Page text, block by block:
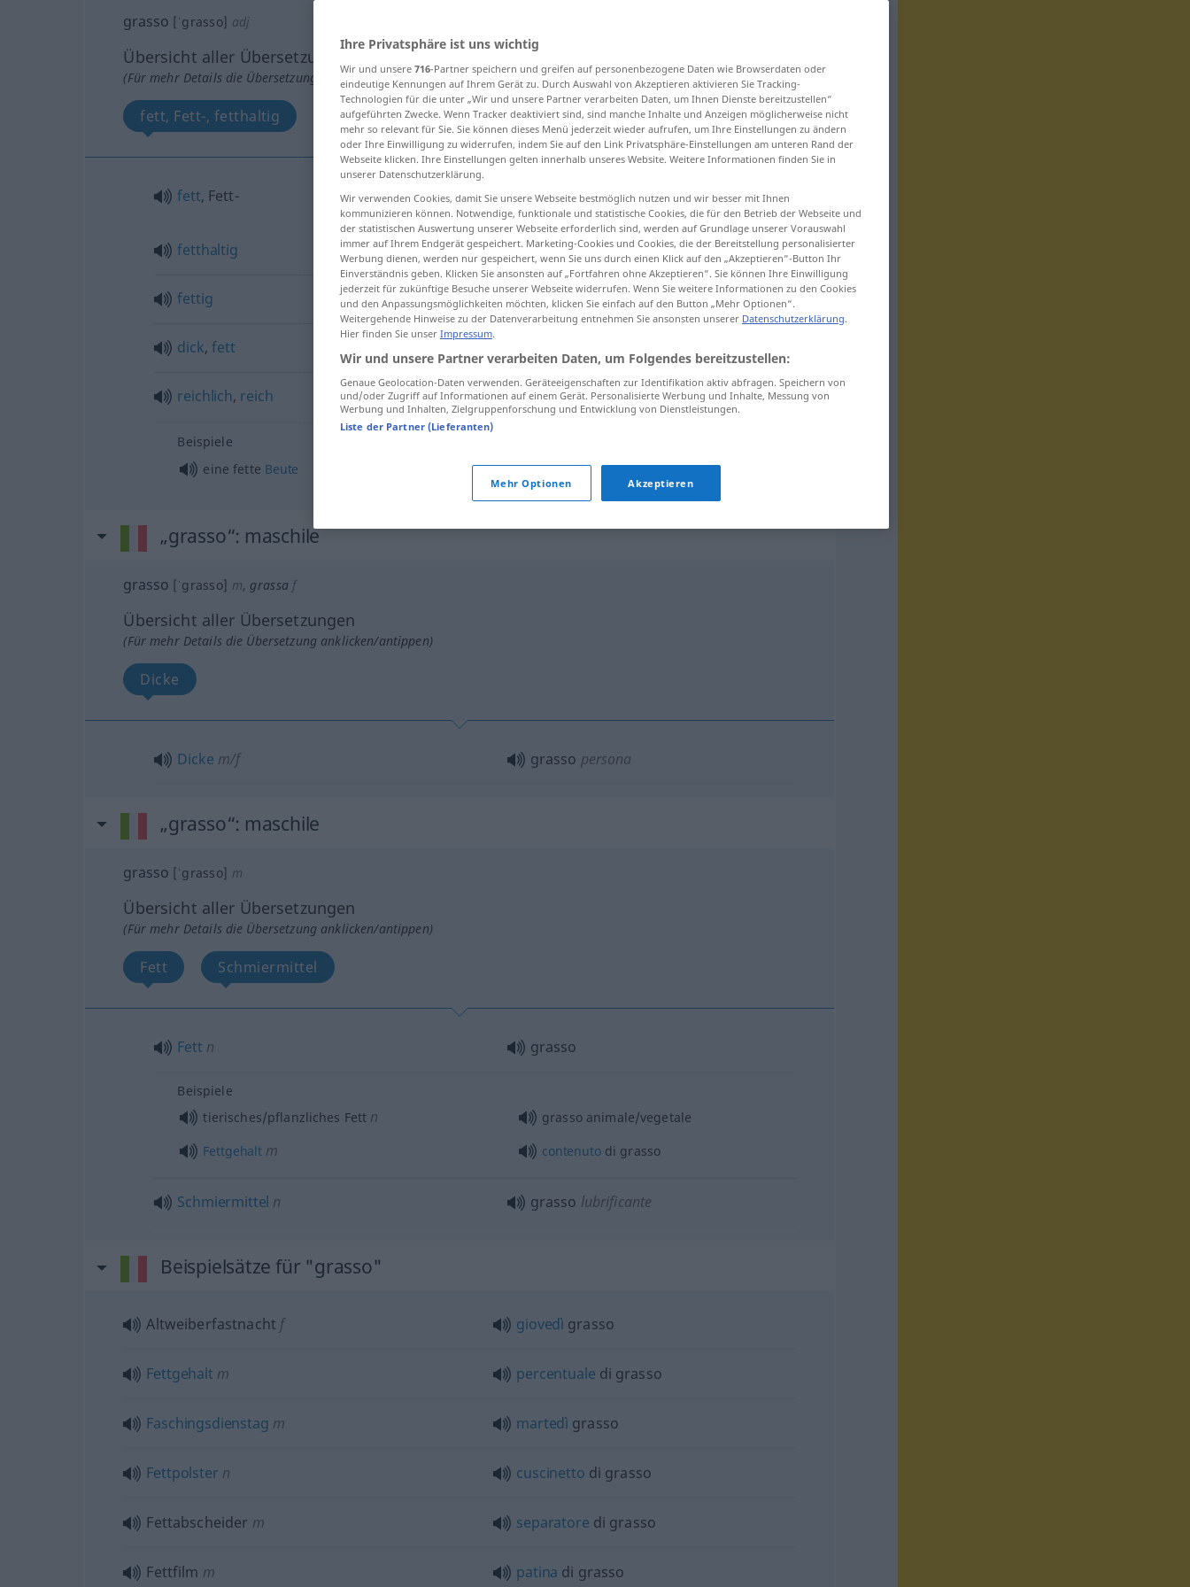
grasso [ˈgrasso] adj
Übersicht aller Übersetzungen
(Für mehr Details die Übersetzung anklicken/antippen)
fett, Fett-, fetthaltig fettig dick, fett reichlich, reich
fett, Fett- grasso
fetthaltig grasso
fettig grassountuoso
dick,fett
reichlich, reich grasso FIG
Beispiele
eine fette Beute un grassobottino
„grasso“: maschile
grasso [ˈgrasso] m, grassa f
Übersicht aller Übersetzungen
(Für mehr Details die Übersetzung anklicken/antippen)
Dicke
Dicke m/f grasso persona
„grasso“: maschile
grasso [ˈgrasso] m
Übersicht aller Übersetzungen
(Für mehr Details die Übersetzung anklicken/antippen)
Fett Schmiermittel
Fett n grasso
Beispiele
tierisches/pflanzliches Fett n
grasso animale/vegetale
Fettgehalt m contenutodi grasso
Schmiermittel n grasso lubrificante
Beispielsätze für "grasso"
Altweiberfastnacht f giovedì grasso
Fettgehalt m percentuale di grasso
Faschingsdienstag m martedì grasso
Fettpolster n cuscinetto di grasso
Fettabscheider m separatore di grasso
Fettfilm m patina di grasso
Ihre Privatsphäre ist uns wichtig
Wir und unsere 716-Partner speichern und greifen auf personenbezogene Daten wie Browserdaten oder
eindeutige Kennungen auf Ihrem Gerät zu. Durch Auswahl von Akzeptieren aktivieren Sie Tracking-
Technologien für die unter „Wir und unsere Partner verarbeiten Daten, um Ihnen Dienste bereitzustellen“
aufgeführten Zwecke. Wenn Tracker deaktiviert sind, sind manche Inhalte und Anzeigen möglicherweise nicht
mehr so relevant für Sie. Sie können dieses Menü jederzeit wieder aufrufen, um Ihre Einstellungen zu ändern
oder Ihre Einwilligung zu widerrufen, indem Sie auf den Link Privatsphäre-Einstellungen am unteren Rand der
Webseite klicken. Ihre Einstellungen gelten innerhalb unseres Website. Weitere Informationen finden Sie in
unserer Datenschutzerklärung.
Wir verwenden Cookies, damit Sie unsere Webseite bestmöglich nutzen und wir besser mit Ihnen
kommunizieren können. Notwendige, funktionale und statistische Cookies, die für den Betrieb der Webseite und
der statistischen Auswertung unserer Webseite erforderlich sind, werden auf Grundlage unserer Vorauswahl
immer auf Ihrem Endgerät gespeichert. Marketing-Cookies und Cookies, die der Bereitstellung personalisierter
Werbung dienen, werden nur gespeichert, wenn Sie uns durch einen Klick auf den „Akzeptieren“-Button Ihr
Einverständnis geben. Klicken Sie ansonsten auf „Fortfahren ohne Akzeptieren“. Sie können Ihre Einwilligung
jederzeit für zukünftige Besuche unserer Webseite widerrufen. Wenn Sie weitere Informationen zu den Cookies
und den Anpassungsmöglichkeiten möchten, klicken Sie einfach auf den Button „Mehr Optionen“.
Weitergehende Hinweise zu der Datenverarbeitung entnehmen Sie ansonsten unserer Datenschutzerklärung.
Hier finden Sie unser Impressum.
Wir und unsere Partner verarbeiten Daten, um Folgendes bereitzustellen:
Genaue Geolocation-Daten verwenden. Geräteeigenschaften zur Identifikation aktiv abfragen. Speichern von
und/oder Zugriff auf Informationen auf einem Gerät. Personalisierte Werbung und Inhalte, Messung von
Werbung und Inhalten, Zielgruppenforschung und Entwicklung von Dienstleistungen.
Liste der Partner (Lieferanten)
Mehr Optionen Akzeptieren